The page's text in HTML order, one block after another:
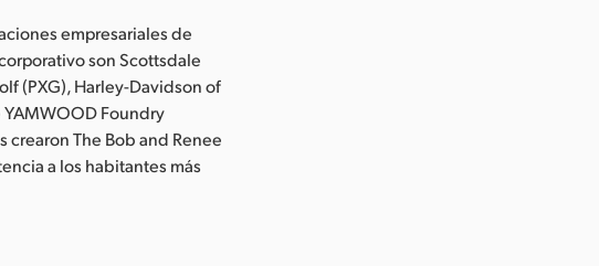
empresariales de
son Scottsdale
(PXG), Harley-Davidson of
Foundry
crearon The Bob and Renee
a los habitantes más